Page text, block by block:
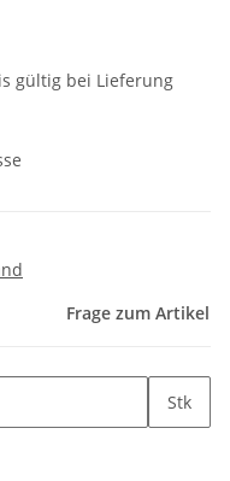
gültig bei Lieferung
Frage zum Artikel
Stk